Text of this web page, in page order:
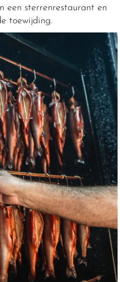
een sterrenrestaurant en
toewijding.